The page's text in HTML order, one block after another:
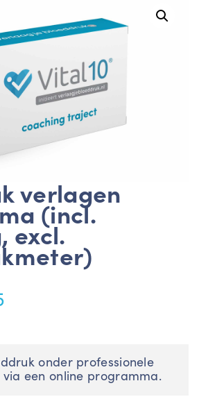
verlagen
(incl.
excl.
onder professionele
een online programma.